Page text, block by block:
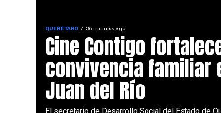
QUERÉTARO 36 minutos ago
Cine Contigo
convivencia familiar
Juan del Río
El secretario de Desarrollo Social del Estado de